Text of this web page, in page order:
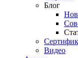
Блог
Видео